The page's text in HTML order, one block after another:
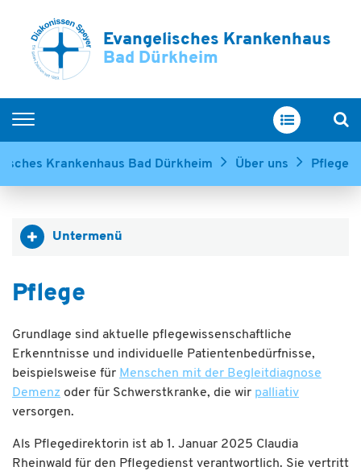
Evangelisches Krankenhaus
Bad Dürkheim
Home
Ihr Aufenthalt
Krankenhaus Bad Dürkheim Über uns Pflege
Untermenü
Pflege
Grundlage sind aktuelle pflegewissenschaftliche
Erkenntnisse und individuelle Patientenbedürfnisse,
beispielsweise für Menschen mit der Begleitdiagnose
Demenz oder für Schwerstkranke, die wir palliativ
versorgen.
Als Pflegedirektorin ist ab 1. Januar 2025 Claudia
Rheinwald für den Pflegedienst verantwortlich. Sie vertritt